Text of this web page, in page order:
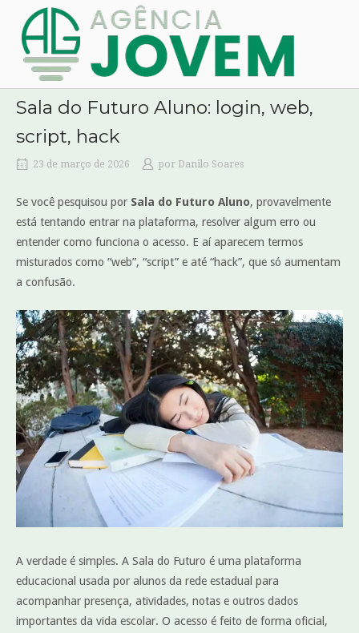
content
Home
Sala do Futuro Aluno: login, web,
script, hack
23 de março de 2026 por Danilo Soares
Se você pesquisou por Sala do Futuro Aluno, provavelmente
está tentando entrar na plataforma, resolver algum erro ou
entender como funciona o acesso. E aí aparecem termos
misturados como “web”, “script” e até “hack”, que só aumentam
a confusão.
A verdade é simples. A Sala do Futuro é uma plataforma
educacional usada por alunos da rede estadual para
acompanhar presença, atividades, notas e outros dados
importantes da vida escolar. O acesso é feito de forma oficial,